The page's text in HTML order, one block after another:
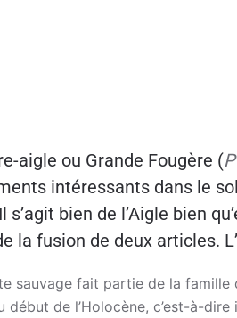
aigle ou Grande Fougère (
intéressants dans le
s’agit bien de l’Aigle bien
la fusion de deux articles.
sauvage fait partie de la famille
début de l’Holocène, c’est-à-